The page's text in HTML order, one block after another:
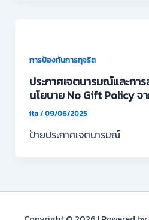
การป้องกันการทุจริต
ประกาศเจตนารมณ์และกา
นโยบาย No Gift Policy จ
ita/09/06/2025
ป้ายประกาศเจตนารมณ์